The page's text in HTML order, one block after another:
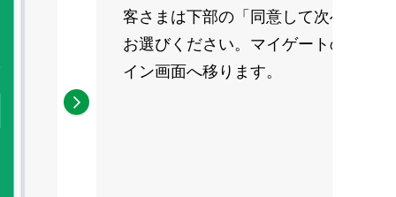
客さまは下部の「同意して次へ」を
お選びください。マイゲートのログ
イン画面へ移ります。